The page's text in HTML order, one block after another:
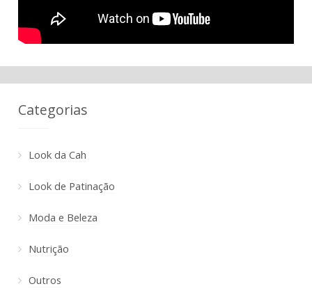
Categorias
Look da Cah
Look de Patinação
Moda e Beleza
Nutrição
Outros